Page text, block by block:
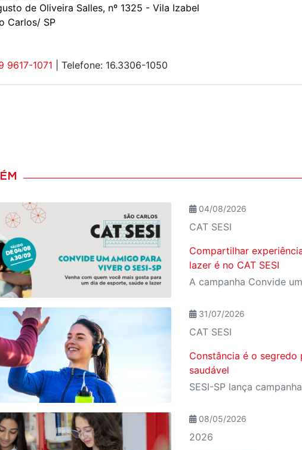
de Oliveira Salles, nº 1325 - Vila Izabel
Carlos/ SP
9617-1071 | Telefone: 16.3306-1050
04/08/2026
CAT SESI
Compartilhar
lazer é no CAT SESI
31/07/2026
CAT SESI
Constância é o segredo
saudável
08/05/2026
2026